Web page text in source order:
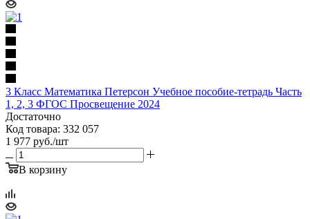
3 Класс Математика Петерсон Учебное пособие-тетрадь Часть
1, 2, 3 ФГОС Просвещение 2024
Достаточно
Код товара: 332 057
1 977 руб./шт
В корзину